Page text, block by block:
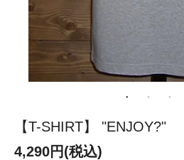
【T-SHIRT】 "ENJOY?"
4,290円(税込)